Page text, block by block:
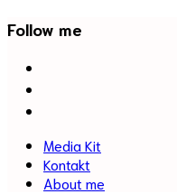
Follow me
Media Kit
Kontakt
About me